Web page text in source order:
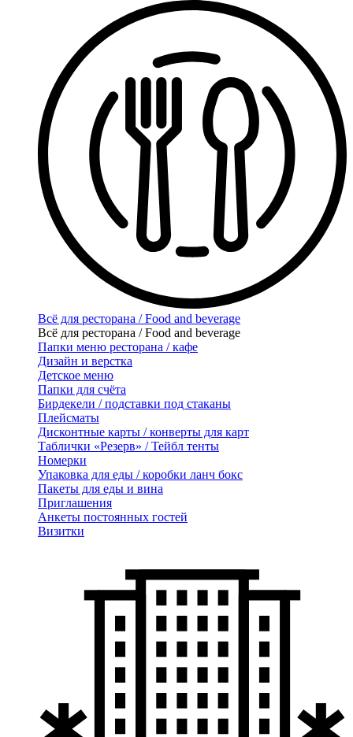
Всё для ресторана / Food and beverage
Всё для ресторана / Food and beverage
Папки меню ресторана / кафе
Дизайн и верстка
Детское меню
Папки для счёта
Бирдекели / подставки под стаканы
Плейсматы
Дисконтные карты / конверты для карт
Таблички «Резерв» / Тейбл тенты
Номерки
Упаковка для еды / коробки ланч бокс
Пакеты для еды и вина
Приглашения
Анкеты постоянных гостей
Визитки